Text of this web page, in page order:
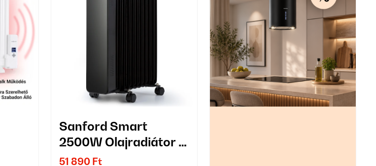
Sanford Smart
2500W Olajradiátor 11
Tagú Fekete
51 890 Ft